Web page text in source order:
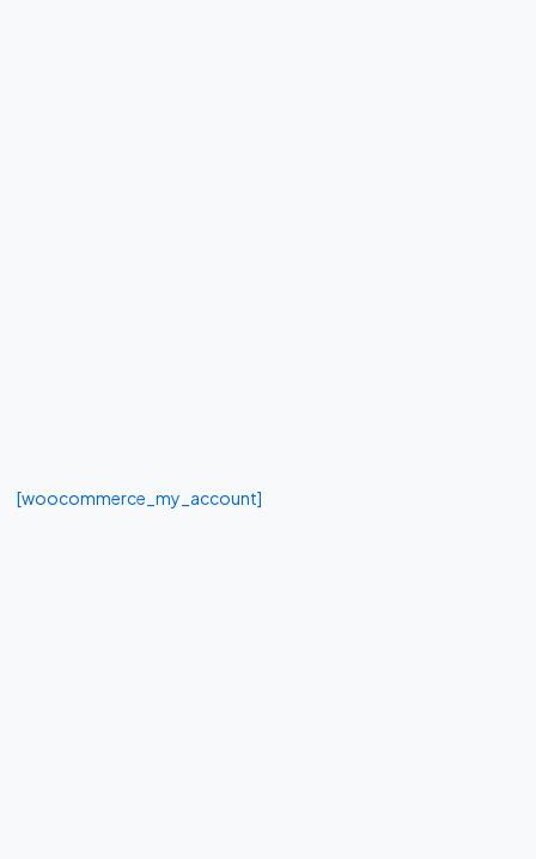
[woocommerce_my_account]